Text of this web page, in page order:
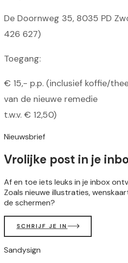
De Doornweg 35, 8035 PD
426 627)
Toegang:
€ 15,- p.p. (inclusief koffie/
van de nieuwe remedie
t.w.v. € 12,50)
Nieuwsbrief
Vrolijke post in je
Af en toe iets leuks in je inbox
Zoals nieuwe illustraties,
de schermen?
SCHRIJF JE IN
Sandysign